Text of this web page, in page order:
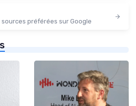
préférées sur Google